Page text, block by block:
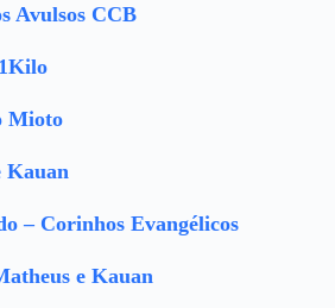
Avulsos CCB
Mioto
Kauan
– Corinhos Evangélicos
e Kauan